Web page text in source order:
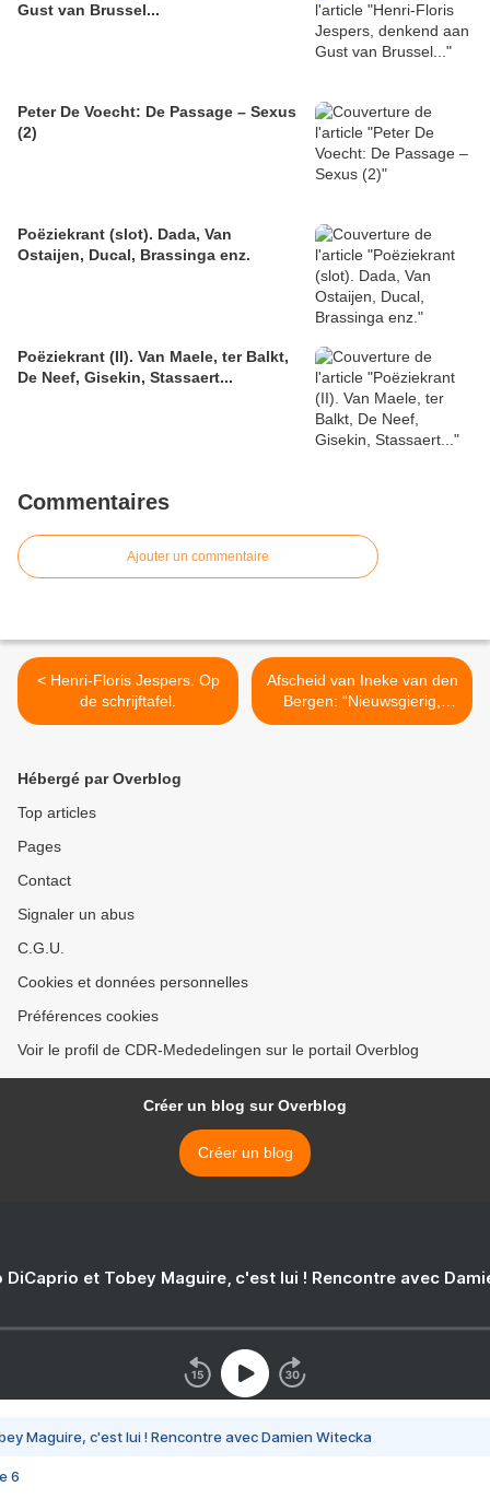
Gust van Brussel...
Peter De Voecht: De Passage – Sexus
(2)
Poëziekrant (slot). Dada, Van
Ostaijen, Ducal, Brassinga enz.
Poëziekrant (II). Van Maele, ter Balkt,
De Neef, Gisekin, Stassaert...
Commentaires
Ajouter un commentaire
< Henri-Floris Jespers. Op
de schrijftafel.
Afscheid van Ineke van den
Bergen: “Nieuwsgierig,
ontroerend en dapper” >
Hébergé par Overblog
Top articles
Pages
Contact
Signaler un abus
C.G.U.
Cookies et données personnelles
Préférences cookies
Voir le profil de CDR-Mededelingen sur le portail Overblog
Créer un blog sur Overblog
Créer un blog
DiCaprio et Tobey Maguire, c'est lui ! Rencontre avec
Maguire, c'est lui ! Rencontre avec Damien Witecka
6